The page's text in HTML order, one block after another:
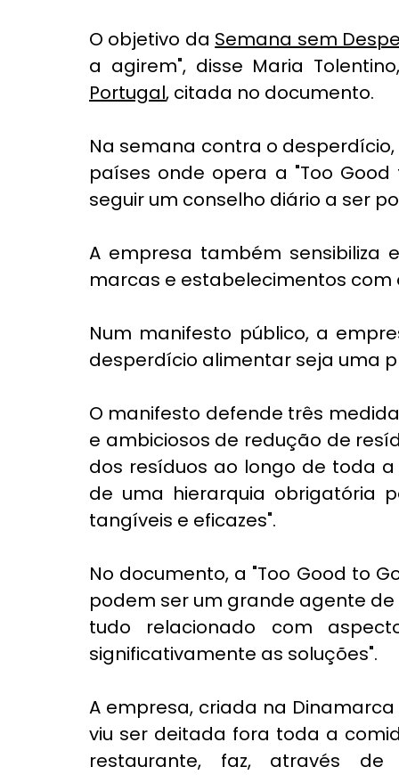
O objetivo da Semana sem
a agirem", disse Maria
Portugal, citada no documento.
Na semana contra o
países onde opera a "Too
seguir um conselho diário a ser
A empresa também sensibiliza
marcas e estabelecimentos com
Num manifesto público, a
desperdício alimentar seja uma
O manifesto defende três
e ambiciosos de redução de
dos resíduos ao longo de toda
de uma hierarquia obrigatória
tangíveis e eficazes".
No documento, a "Too Good to
podem ser um grande agente
tudo relacionado com
significativamente as soluções".
A empresa, criada na
viu ser deitada fora toda a
restaurante, faz, através